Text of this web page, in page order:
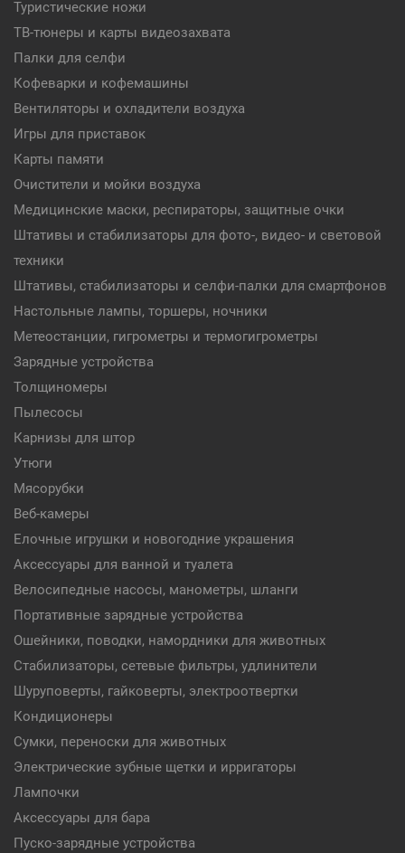
Туристические ножи
ТВ-тюнеры и карты видеозахвата
Палки для селфи
Кофеварки и кофемашины
Вентиляторы и охладители воздуха
Игры для приставок
Карты памяти
Очистители и мойки воздуха
Медицинские маски, респираторы, защитные очки
Штативы и стабилизаторы для фото-, видео- и световой
техники
Штативы, стабилизаторы и селфи-палки для смартфонов
Настольные лампы, торшеры, ночники
Метеостанции, гигрометры и термогигрометры
Зарядные устройства
Толщиномеры
Пылесосы
Карнизы для штор
Утюги
Мясорубки
Веб-камеры
Елочные игрушки и новогодние украшения
Аксессуары для ванной и туалета
Велосипедные насосы, манометры, шланги
Портативные зарядные устройства
Ошейники, поводки, намордники для животных
Стабилизаторы, сетевые фильтры, удлинители
Шуруповерты, гайковерты, электроотвертки
Кондиционеры
Сумки, переноски для животных
Электрические зубные щетки и ирригаторы
Лампочки
Аксессуары для бара
Пуско-зарядные устройства